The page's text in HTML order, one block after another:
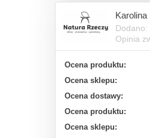
Karolina
Opinia
Ocena produktu:
Ocena sklepu:
Ocena dostawy:
Ocena produktu:
Ocena sklepu: